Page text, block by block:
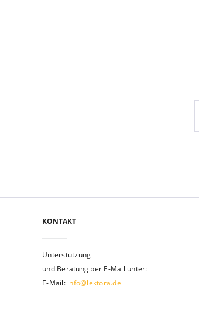
KONTAKT
Unterstützung
und Beratung per E-Mail unter:
E-Mail: info@lektora.de